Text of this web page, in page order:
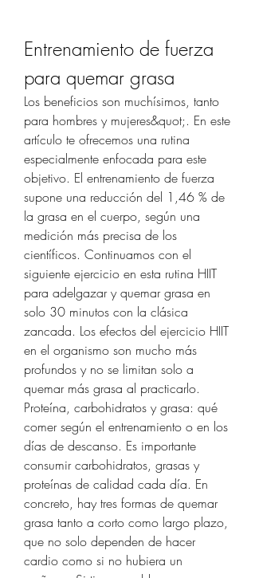
Entrenamiento de fuerza
para quemar grasa
Los beneficios son muchísimos, tanto
para hombres y mujeres&quot;. En este
artículo te ofrecemos una rutina
especialmente enfocada para este
objetivo. El entrenamiento de fuerza
supone una reducción del 1,46 % de
la grasa en el cuerpo, según una
medición más precisa de los
científicos. Continuamos con el
siguiente ejercicio en esta rutina HIIT
para adelgazar y quemar grasa en
solo 30 minutos con la clásica
zancada. Los efectos del ejercicio HIIT
en el organismo son mucho más
profundos y no se limitan solo a
quemar más grasa al practicarlo.
Proteína, carbohidratos y grasa: qué
comer según el entrenamiento o en los
días de descanso. Es importante
consumir carbohidratos, grasas y
proteínas de calidad cada día. En
concreto, hay tres formas de quemar
grasa tanto a corto como largo plazo,
que no solo dependen de hacer
cardio como si no hubiera un